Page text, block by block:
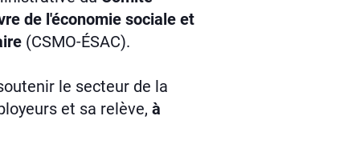
de l'économie sociale et
(CSMO-ÉSAC).
le secteur de la
et sa relève, à